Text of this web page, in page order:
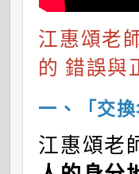
江惠頌老
的 錯誤與
一、「交
江惠頌老